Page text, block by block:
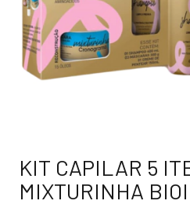
KIT CAPILAR 5
MIXTURINHA